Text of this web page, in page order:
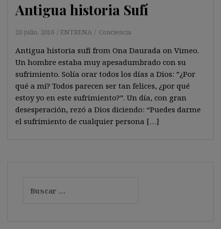
Antigua historia Sufí
20 julio, 2016 ENTRENA Conciencia
Antigua historia sufí from Ona Daurada on Vimeo.
Un hombre estaba muy apesadumbrado con su
sufrimiento. Solía orar todos los días a Dios: ”¿Por
qué a mí? Todos parecen ser tan felices, ¿por qué
estoy yo en este sufrimiento?”. Un día, con gran
desesperación, rezó a Dios diciendo: “Puedes darme
el sufrimiento de cualquier persona […]